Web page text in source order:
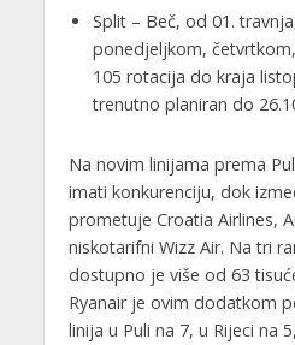
Split – Beč, od 01.
ponedjeljkom,
105 rotacija do kraja
trenutno planiran do
Na novim linijama prema
imati konkurenciju, dok
prometuje Croatia Airlines,
niskotarifni Wizz Air. Na tri
dostupno je više od 63
Ryanair je ovim dodatkom
linija u Puli na 7, u Rijeci na